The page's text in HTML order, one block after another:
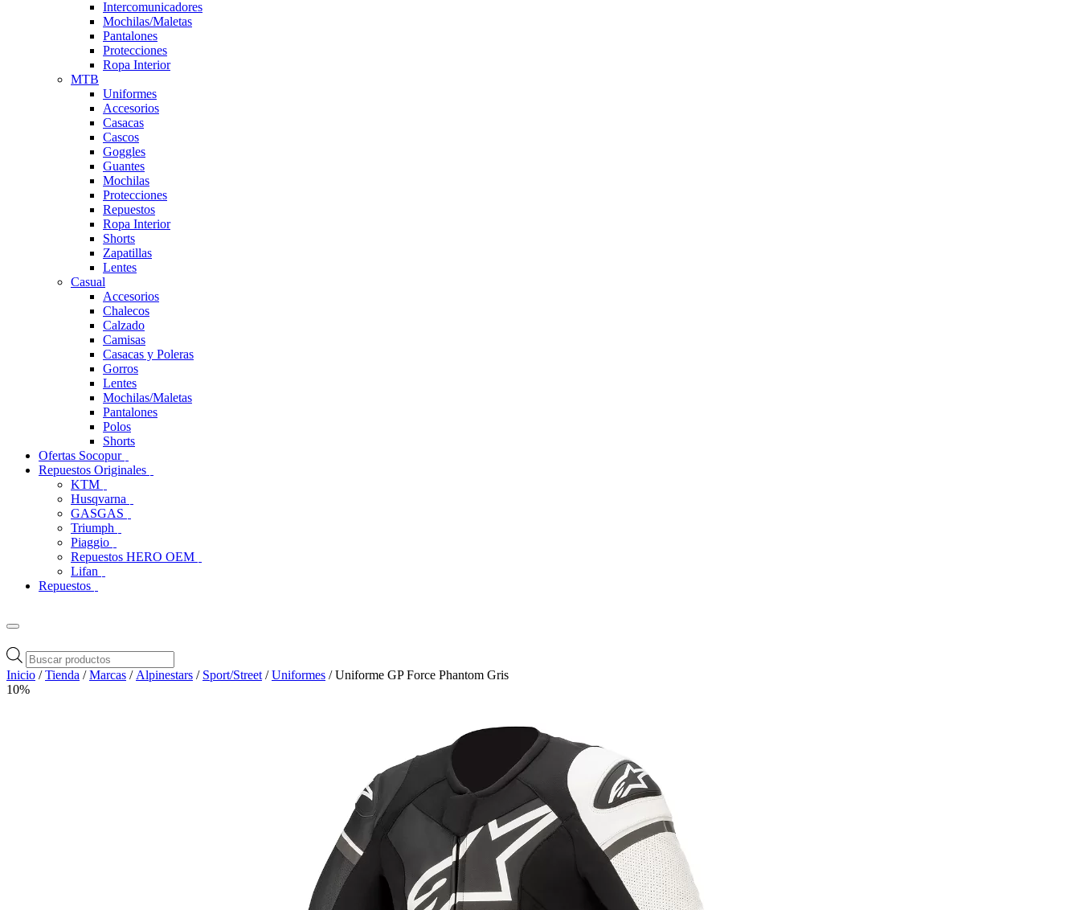
Intercomunicadores
Mochilas/Maletas
Pantalones
Protecciones
Ropa Interior
MTB
Uniformes
Accesorios
Casacas
Cascos
Goggles
Guantes
Mochilas
Protecciones
Repuestos
Ropa Interior
Shorts
Zapatillas
Lentes
Casual
Accesorios
Chalecos
Calzado
Camisas
Casacas y Poleras
Gorros
Lentes
Mochilas/Maletas
Pantalones
Polos
Shorts
Ofertas Socopur
Repuestos Originales
KTM
Husqvarna
GASGAS
Triumph
Piaggio
Repuestos HERO OEM
Lifan
Repuestos
Búsqueda
de
productos
Inicio /Tienda /Marcas / Alpinestars / Sport/Street /Uniformes / Uniforme GP Force Phantom Gris
10%